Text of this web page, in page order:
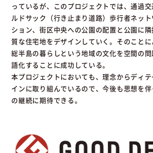
っているが、このプロジェクトでは、通過
ルドサック（行き止まり道路）歩行者ネッ
ション、街区中央への公園の配置と公園に
質な住宅地をデザインしていく。そのこと
総半島の暮らしという地域の文化を空間の
語化することに成功している。
本プロジェクトにおいても、理念からディ
インに取り組んでいるので、今後も思想を
の継続に期待できる。